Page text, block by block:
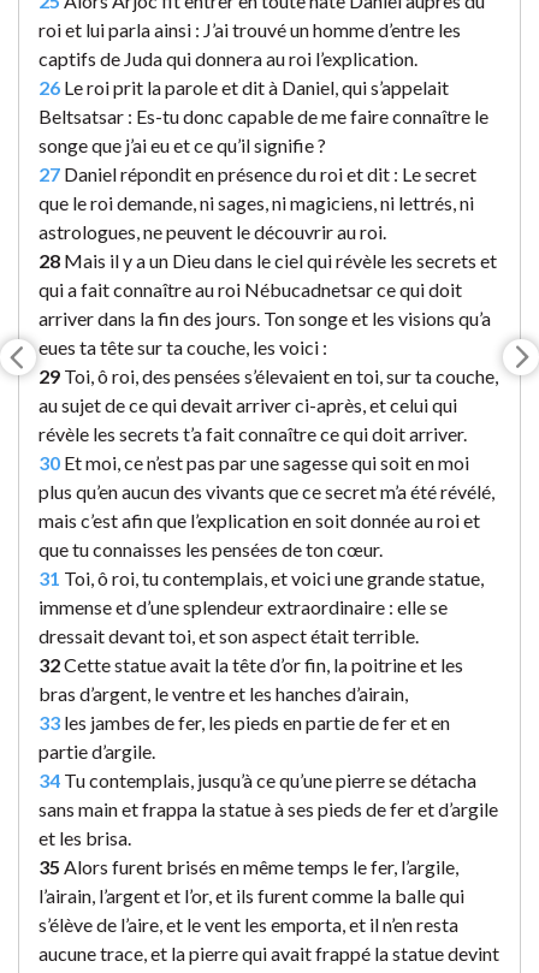
roi et lui parla ainsi : J’ai trouvé un homme d’entre les
captifs de Juda qui donnera au roi l’explication.
26 Le roi prit la parole et dit à Daniel, qui s’appelait
Beltsatsar : Es-tu donc capable de me faire connaître le
songe que j’ai eu et ce qu’il signifie ?
27 Daniel répondit en présence du roi et dit : Le secret
que le roi demande, ni sages, ni magiciens, ni lettrés, ni
astrologues, ne peuvent le découvrir au roi.
28 Mais il y a un Dieu dans le ciel qui révèle les secrets et
qui a fait connaître au roi Nébucadnetsar ce qui doit
arriver dans la fin des jours. Ton songe et les visions qu’a
eues ta tête sur ta couche, les voici :
29 Toi, ô roi, des pensées s’élevaient en toi, sur ta couche,
au sujet de ce qui devait arriver ci-après, et celui qui
révèle les secrets t’a fait connaître ce qui doit arriver.
30 Et moi, ce n’est pas par une sagesse qui soit en moi
plus qu’en aucun des vivants que ce secret m’a été révélé,
mais c’est afin que l’explication en soit donnée au roi et
que tu connaisses les pensées de ton cœur.
31 Toi, ô roi, tu contemplais, et voici une grande statue,
immense et d’une splendeur extraordinaire : elle se
dressait devant toi, et son aspect était terrible.
32Cette statue avait la tête d’or fin, la poitrine et les
bras d’argent, le ventre et les hanches d’airain,
33 les jambes de fer, les pieds en partie de fer et en
partie d’argile.
34 Tu contemplais, jusqu’à ce qu’une pierre se détacha
sans main et frappa la statue à ses pieds de fer et d’argile
et les brisa.
35 Alors furent brisés en même temps le fer, l’argile,
l’airain, l’argent et l’or, et ils furent comme la balle qui
s’élève de l’aire, et le vent les emporta, et il n’en resta
aucune trace, et la pierre qui avait frappé la statue devint